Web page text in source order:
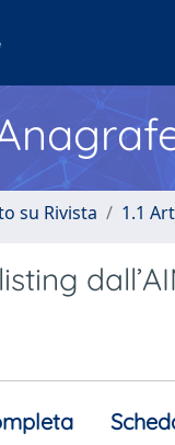
su Rivista 1.1